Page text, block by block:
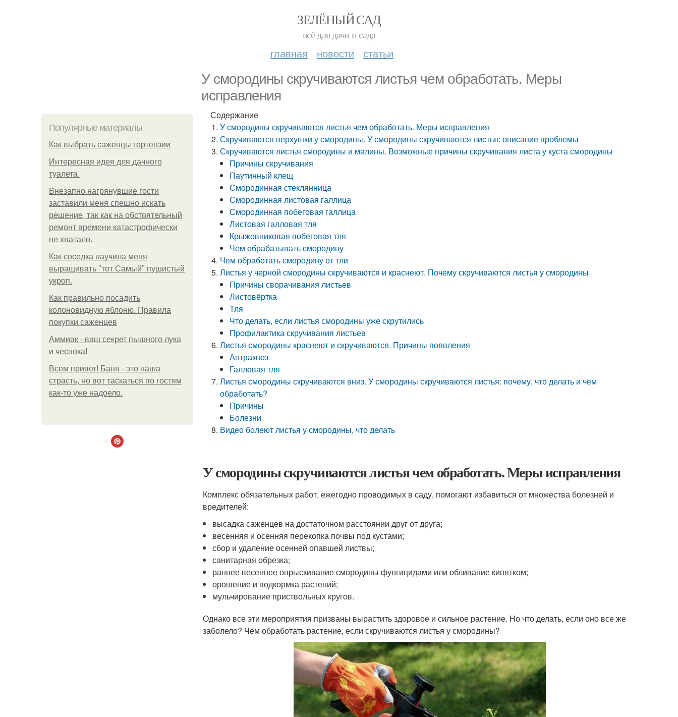
ЗЕЛЁНЫЙ САД
всё для дачи и сада
главная новости статьи
У смородины скручиваются листья чем обработать. Меры
исправления
Популярные материалы
Как выбрать саженцы гортензии
Интересная идея для дачного
туалета.
Внезапно нагрянувшие гости
заставили меня спешно искать
решение, так как на обстоятельный
ремонт времени катастрофически
не хватало.
Как соседка научила меня
выращивать "тот Самый" пушистый
укроп.
Как правильно посадить
колоновидную яблоню. Правила
покупки саженцев
Аммиак - ваш секрет пышного лука
и чеснока!
Всем привет! Баня - это наша
страсть, но вот таскаться по гостям
как-то уже надоело.
Содержание
У смородины скручиваются листья чем обработать. Меры исправления
Скручиваются верхушки у смородины. У смородины скручиваются листья: описание проблемы
Скручиваются листья смородины и малины. Возможные причины скручивания листа у куста смородины
Причины скручивания
Паутинный клещ
Смородинная стеклянница
Смородинная листовая галлица
Смородинная побеговая галлица
Листовая галловая тля
Крыжовниковая побеговая тля
Чем обрабатывать смородину
Чем обработать смородину от тли
Листья у черной смородины скручиваются и краснеют. Почему скручиваются листья у смородины
Причины сворачивания листьев
Листовёртка
Тля
Что делать, если листья смородины уже скрутились
Профилактика скручивания листьев
Листья смородины краснеют и скручиваются. Причины появления
Антракноз
Галловая тля
Листья смородины скручиваются вниз. У смородины скручиваются листья: почему, что делать и чем
обработать?
Причины
Болезни
Видео болеют листья у смородины, что делать
У смородины скручиваются листья чем обработать. Меры исправления
Комплекс обязательных работ, ежегодно проводимых в саду, помогают избавиться от множества болезней и
вредителей:
высадка саженцев на достаточном расстоянии друг от друга;
весенняя и осенняя перекопка почвы под кустами;
сбор и удаление осенней опавшей листвы;
санитарная обрезка;
раннее весеннее опрыскивание смородины фунгицидами или обливание кипятком;
орошение и подкормка растений;
мульчирование приствольных кругов.
Однако все эти мероприятия призваны вырастить здоровое и сильное растение. Но что делать, если оно все же
заболело? Чем обработать растение, если скручиваются листья у смородины?